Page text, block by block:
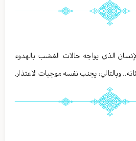
الذي يواجه حالات الغضب بالهدوء
وبالتالي، يجنب نفسه موجبات الاعتذار.